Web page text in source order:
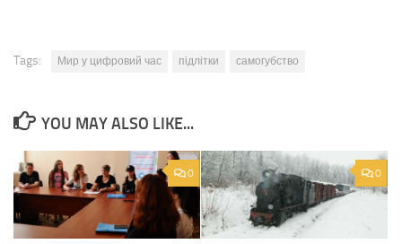
Tags: Мир у цифровий час підлітки самогубство
YOU MAY ALSO LIKE...
0 0